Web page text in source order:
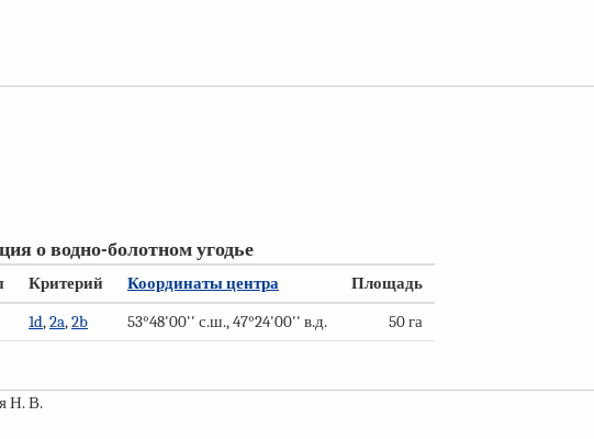
о водно-болотном угодье
Критерий Координаты центра Площадь
1d,2a,2b 53°48'00'' с.ш., 47°24'00'' в.д. 50 га
Н. В.